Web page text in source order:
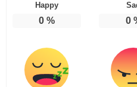
Happy
0 % 0